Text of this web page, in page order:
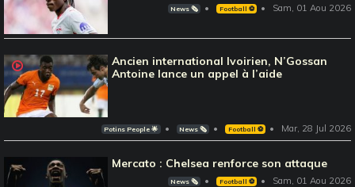
News 🗞️ Football ⚽️ Sam, 01 Aou 2026
Ancien international Ivoirien, N’Gossan
Antoine lance un appel à l’aide
Potins People 🌟 News 🗞️ Football ⚽️ Mar, 28 Jul 2026
Mercato : Chelsea renforce son attaque
News 🗞️ Football ⚽️ Sam, 01 Aou 2026